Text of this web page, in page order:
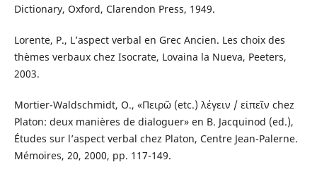
Dictionary, Oxford, Clarendon Press, 1949.
Lorente, P., L’aspect verbal en Grec Ancien. Les choix des
thèmes verbaux chez Isocrate, Lovaina la Nueva, Peeters,
2003.
Mortier-Waldschmidt, O., «Πειρῶ (etc.) λέγειν / εἰπεῖν chez
Platon: deux manières de dialoguer» en B. Jacquinod (ed.),
Études sur l’aspect verbal chez Platon, Centre Jean-Palerne.
Mémoires, 20, 2000, pp. 117-149.